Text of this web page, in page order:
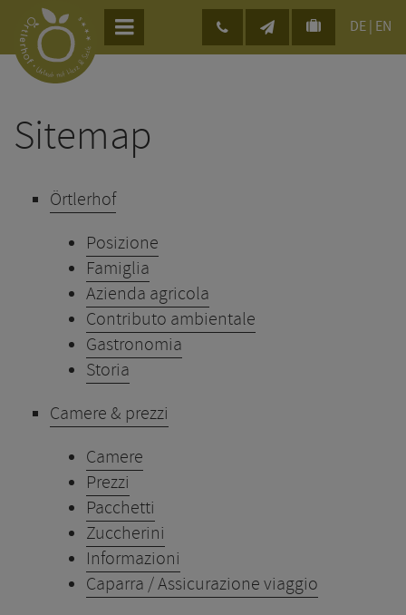
DE EN
Sitemap
Örtlerhof
Posizione
Famiglia
Azienda agricola
Contributo ambientale
Gastronomia
Storia
Camere & prezzi
Camere
Prezzi
Pacchetti
Zuccherini
Informazioni
Caparra / Assicurazione viaggio